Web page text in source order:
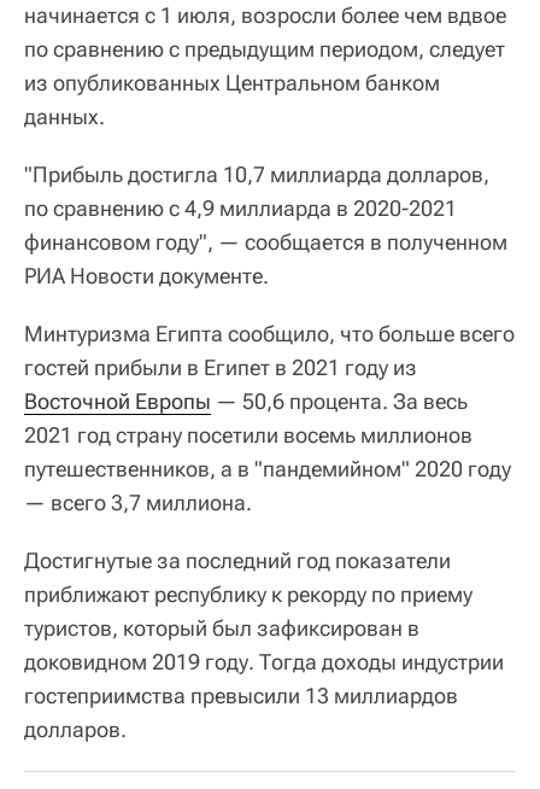
начинается с 1 июля, возросли более чем вдвое
по сравнению с предыдущим периодом, следует
из опубликованных Центральном банком
данных.
"Прибыль достигла 10,7 миллиарда долларов,
по сравнению с 4,9 миллиарда в 2020-2021
финансовом году", — сообщается в полученном
РИА Новости документе.
Минтуризма Египта сообщило, что больше всего
гостей прибыли в Египет в 2021 году из
Восточной Европы — 50,6 процента. За весь
2021 год страну посетили восемь миллионов
путешественников, а в "пандемийном" 2020 году
— всего 3,7 миллиона.
Достигнутые за последний год показатели
приближают республику к рекорду по приему
туристов, который был зафиксирован в
доковидном 2019 году. Тогда доходы индустрии
гостеприимства превысили 13 миллиардов
долларов.